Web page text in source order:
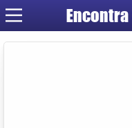
Encontra